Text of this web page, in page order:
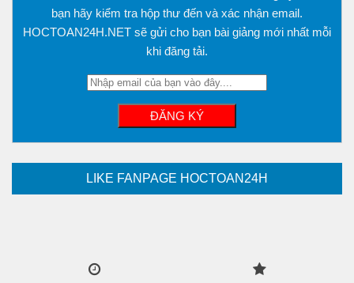
bạn hãy kiểm tra hộp thư đến và xác nhận email.
HOCTOAN24H.NET sẽ gửi cho bạn bài giảng mới nhất mỗi
khi đăng tải.
LIKE FANPAGE HOCTOAN24H